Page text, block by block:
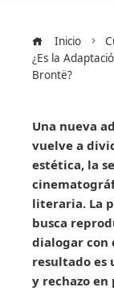
Inicio
¿Es la
Brontë?
Una nueva
vuelve a
estética, la
literaria. La
busca
dialogar con
resultado es
y rechazo